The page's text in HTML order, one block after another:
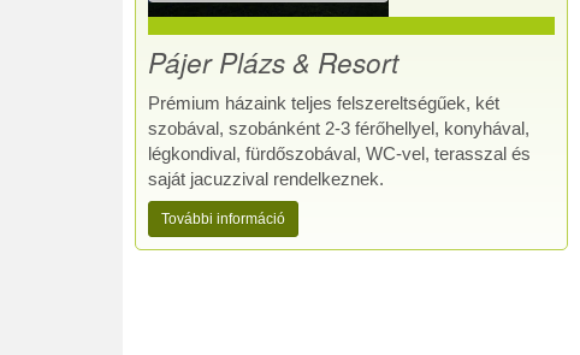
Pájer Plázs & Resort
Prémium házaink teljes felszereltségűek, két
szobával, szobánként 2-3 férőhellyel, konyhával,
légkondival, fürdőszobával, WC-vel, terasszal és
saját jacuzzival rendelkeznek.
További információ